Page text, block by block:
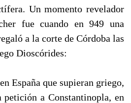
Un momento revelador
fue cuando en 949 una
a la corte de Córdoba las
Dioscórides:
España que supieran griego,
petición a Constantinopla, en